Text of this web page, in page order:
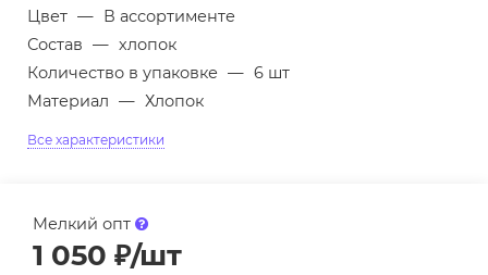
Цвет — В ассортименте
Состав — хлопок
Количество в упаковке — 6 шт
Материал — Хлопок
Все характеристики
Мелкий опт
1 050 ₽/шт